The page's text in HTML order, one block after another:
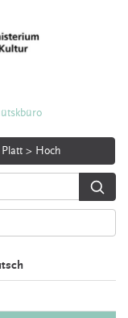
Platt > Hoch